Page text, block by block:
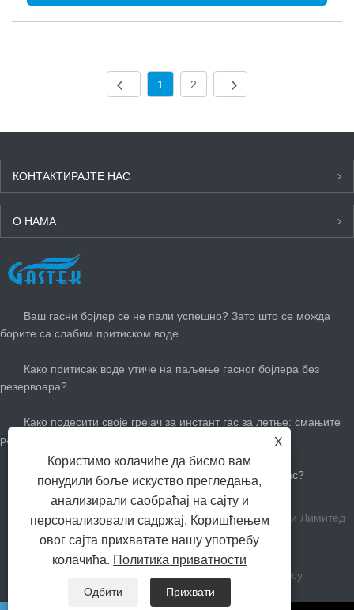
1 2
КОНТАКТИРАЈТЕ НАС
О НАМА
НАЈНОВИЈЕ ВЕСТИ
Ваш гасни бојлер се не пали успешно? Зато што се можда
борите са слабим притиском воде.
Како притисак воде утиче на паљење гасног бојлера без
резервоара?
Како подесити своје грејач за инстант гас за летње: смањите
рачуне за гас и останите цоол
Колико вам је потребан велики бој топле воде за гас?
Цопиригхт Зхонгсхан Гастек Хоме Апплианце Цомпани Лимитед
Сва права задржана.
RSS XML Privacy Policy
X
Користимо колачиће да бисмо вам
понудили боље искуство прегледања,
анализирали саобраћај на сајту и
персонализовали садржај. Коришћењем
овог сајта прихватате нашу употребу
колачића. Политика приватности
Одбити Прихвати